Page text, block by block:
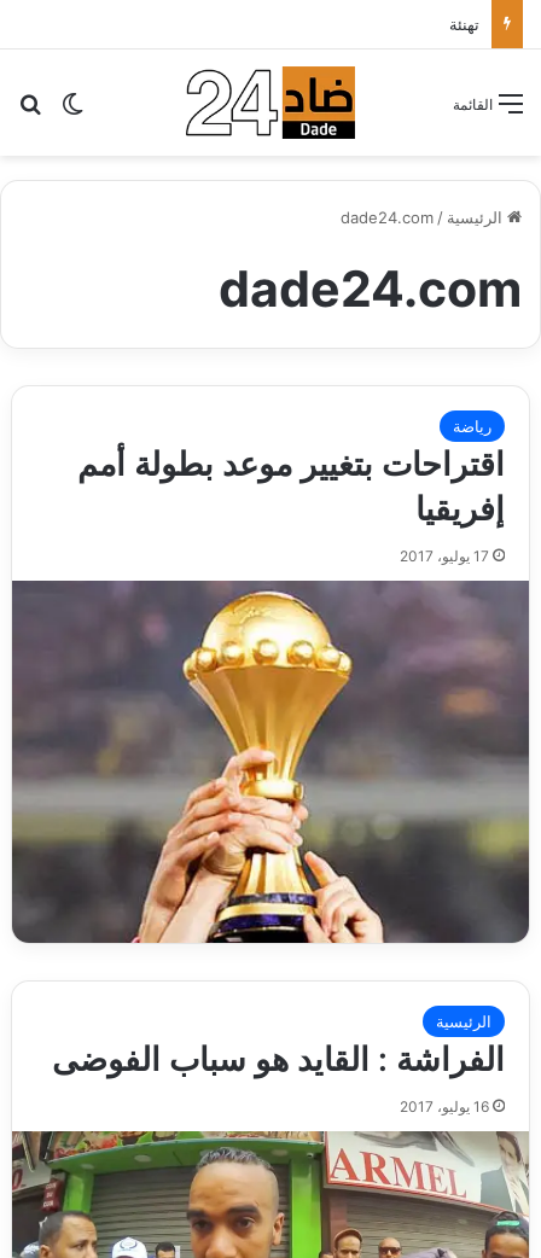
الوضع القائمة
الرئيسية /
dade24.com
dade24.com
رياضة
اقتراحات بتغيير موعد بطولة أمم
إفريقيا
17 يوليو، 2017
الرئيسية
الفراشة : القايد هو سباب الفوضى
16 يوليو، 2017